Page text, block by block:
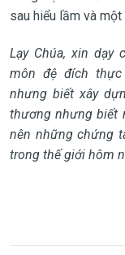
sau hiểu lầm và
Lạy Chúa, xin
môn đệ đích thực
nhưng biết xây
thương nhưng biết
nên những chứng
trong thế giới hôm
Rosa Lê